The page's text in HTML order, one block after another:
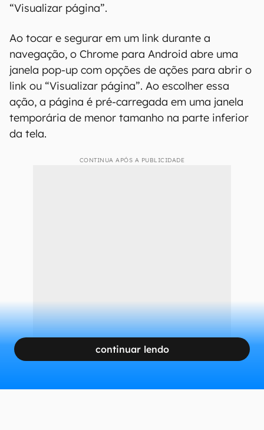
“Visualizar página”.
Ao tocar e segurar em um link durante a
navegação, o Chrome para Android abre uma
janela pop-up com opções de ações para abrir o
link ou “Visualizar página”. Ao escolher essa
ação, a página é pré-carregada em uma janela
temporária de menor tamanho na parte inferior
da tela.
CONTINUA APÓS A PUBLICIDADE
continuar lendo